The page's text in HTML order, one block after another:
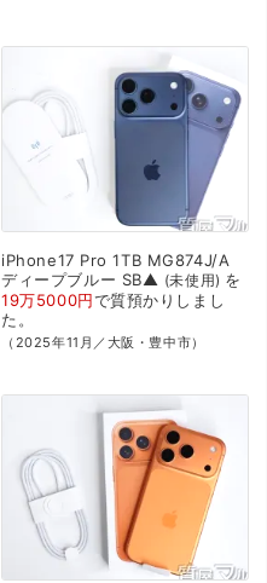
iPhone17 Pro 1TB MG874J/A
ディープブルー SB▲ 未使用 を
19万5000円で質預かり しまし
た。
（2025年11月／大阪・豊中市）